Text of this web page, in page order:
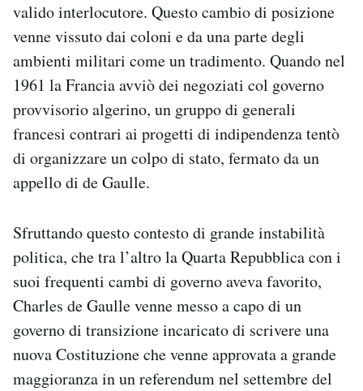
valido interlocutore. Questo cambio di posizione
venne vissuto dai coloni e da una parte degli
ambienti militari come un tradimento. Quando nel
1961 la Francia avviò dei negoziati col governo
provvisorio algerino, un gruppo di generali
francesi contrari ai progetti di indipendenza tentò
di organizzare un colpo di stato, fermato da un
appello di de Gaulle.
Sfruttando questo contesto di grande instabilità
politica, che tra l’altro la Quarta Repubblica con i
suoi frequenti cambi di governo aveva favorito,
Charles de Gaulle venne messo a capo di un
governo di transizione incaricato di scrivere una
nuova Costituzione che venne approvata a grande
maggioranza in un referendum nel settembre del